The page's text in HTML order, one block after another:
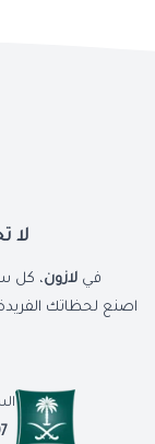
لا
فيلازون، كل
اصنع لحظاتك